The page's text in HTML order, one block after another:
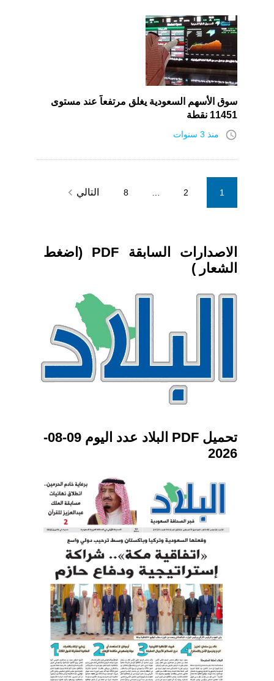
سوق الأسهم السعودية يغلق مرتفعاً عند مستوى
11451 نقطة
access_time منذ 3 سنوات
pagination
1
2
8 التالي navigate_next
الاصدارات السابقة PDF (اضغط
الشعار )
تحميل PDF البلاد عدد اليوم 09-08-
2026